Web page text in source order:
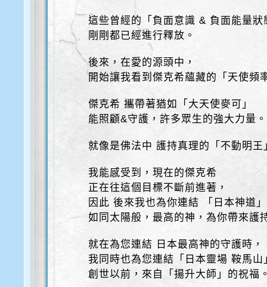
這些曾經的「負面意識 & 負面能量狀
剛剛都已經進行釋放。
後來，在愛的源頭中，
開始讓我看到傑克希蘊藏的「天使頻
傑克希 攜帶著猶如「大天使麥可」
能照顧&守護，許多眾生的強大力量。
就像是佛法中 護持真理的「不動明王
我能感受到，現在的傑克希
正在往這個目標不斷前進著，
因此 後來我也為你連結 「日本神道
如同太陽般，最高的神，為你帶來護
就在為您連結 日本最高神的守護時，
我同時也為您連結「日本靈場 鞍馬山
創世以前，來自「揚升大師」的祝福